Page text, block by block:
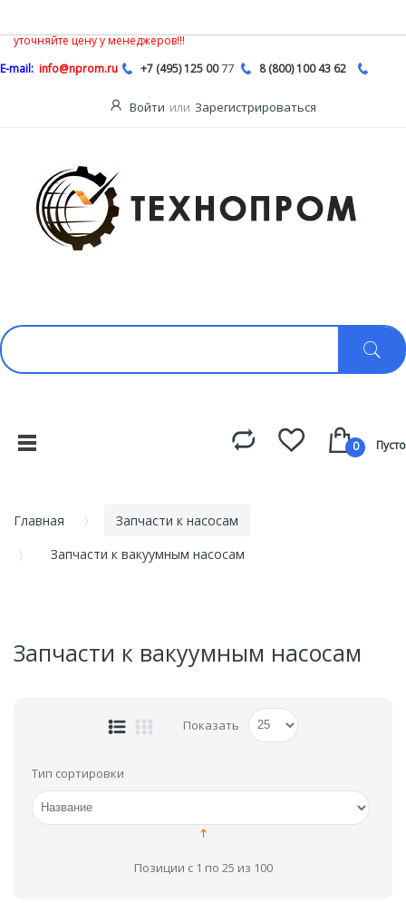
уточняйте цену у менеджеров!!!
E-mail: info@nprom.ru +7 (495) 125 0077 8 (800) 100 43 62
Войти или Зарегистрироваться
0 Пусто
Главная
Запчасти к насосам
Запчасти к вакуумным насосам
Запчасти к вакуумным насосам
Показать
Тип сортировки
Позиции с 1 по 25 из 100